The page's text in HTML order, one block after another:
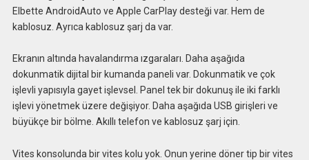
Elbette AndroidAuto ve Apple CarPlay desteği var. Hem de
kablosuz. Ayrıca kablosuz şarj da var.
Ekranın altında havalandırma ızgaraları. Daha aşağıda
dokunmatik dijital bir kumanda paneli var. Dokunmatik ve çok
işlevli yapısıyla gayet işlevsel. Panel tek bir dokunuş ile iki farklı
işlevi yönetmek üzere değişiyor. Daha aşağıda USB girişleri ve
büyükçe bir bölme. Akıllı telefon ve kablosuz şarj için.
Vites konsolunda bir vites kolu yok. Onun yerine döner tip bir vites